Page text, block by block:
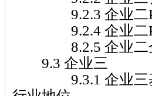
9.2.3 企业二
9.2.4 企业二PET
8.2.5 企业二企
9.3 企业三
9.3.1 企业三基